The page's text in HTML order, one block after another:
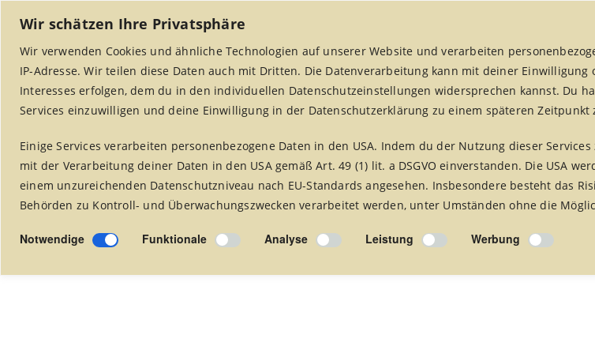
Wir schätzen Ihre Privatsphäre
Wir verwenden Cookies und ähnliche Technologien auf unserer Website und verarbeiten
IP-Adresse. Wir teilen diese Daten auch mit Dritten. Die Datenverarbeitung kann mit deiner Einwilligung
Interesses erfolgen, dem du in den individuellen Datenschutzeinstellungen widersprechen kannst. Du
Services einzuwilligen und deine Einwilligung in der Datenschutzerklärung zu einem späteren
Einige Services verarbeiten personenbezogene Daten in den USA. Indem du der Nutzung dieser
mit der Verarbeitung deiner Daten in den USA gemäß Art. 49 (1) lit. a DSGVO einverstanden. Die USA
einem unzureichenden Datenschutzniveau nach EU-Standards angesehen. Insbesondere besteht das
Behörden zu Kontroll- und Überwachungszwecken verarbeitet werden, unter Umständen ohne die
Notwendige Funktionale Analyse Leistung Werbung
fair kochen